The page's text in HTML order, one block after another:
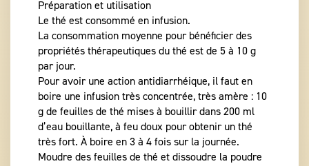
Préparation et utilisation
Le thé est consommé en infusion.
La consommation moyenne pour bénéficier des
propriétés thérapeutiques du thé est de 5 à 10 g
par jour.
Pour avoir une action antidiarrhéique, il faut en
boire une infusion très concentrée, très amère : 10
g de feuilles de thé mises à bouillir dans 200 ml
d’eau bouillante, à feu doux pour obtenir un thé
très fort. À boire en 3 à 4 fois sur la journée.
Moudre des feuilles de thé et dissoudre la poudre